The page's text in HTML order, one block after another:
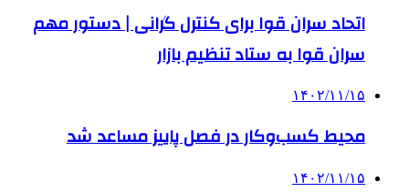
اتحاد سران قوا برای کنترل گرانی | دستور مهم
سران قوا به ستاد تنظیم بازار
۱۴۰۲/۱۱/۱۵
محیط کسب‌وکار در فصل پاییز مساعد شد
۱۴۰۲/۱۱/۱۵